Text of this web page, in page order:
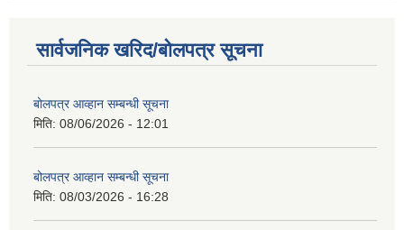
सार्वजनिक खरिद/बोलपत्र सूचना
बोलपत्र आव्हान सम्बन्धी सूचना
मिति: 08/06/2026 - 12:01
बोलपत्र आव्हान सम्बन्धी सूचना
मिति: 08/03/2026 - 16:28